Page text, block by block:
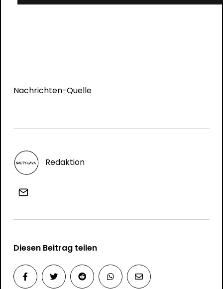
Nachrichten-Quelle
Redaktion
Diesen Beitrag teilen